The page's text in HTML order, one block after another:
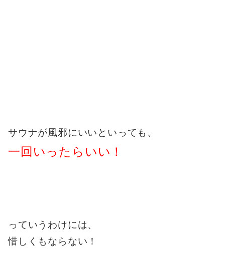
サウナが風邪にいいといっても、
一回いったらいい！
っていうわけには、
惜しくもならない！